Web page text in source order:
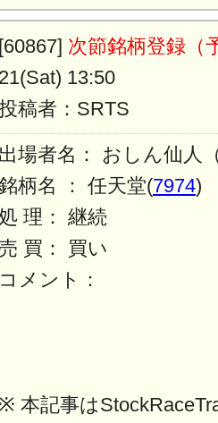
[60867] 次節銘柄登録（
21(Sat) 13:50
稿者：SRTS
出場者名： おしん仙人
柄名 ： 任天堂(7974)
理： 継続
買： 買い
コメント：
※ 本記事は